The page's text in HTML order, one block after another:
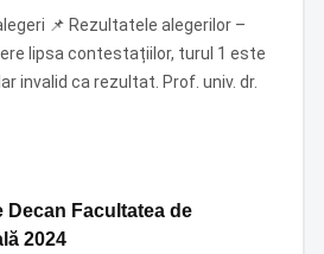
📌 Rezultatele alegerilor –
lipsa contestațiilor, turul 1 este
invalid ca rezultat. Prof. univ. dr.
Facultatea de
2024